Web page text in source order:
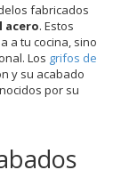
fabricados
acero. Estos
a tu cocina, sino
Los grifos de
y su acabado
por su